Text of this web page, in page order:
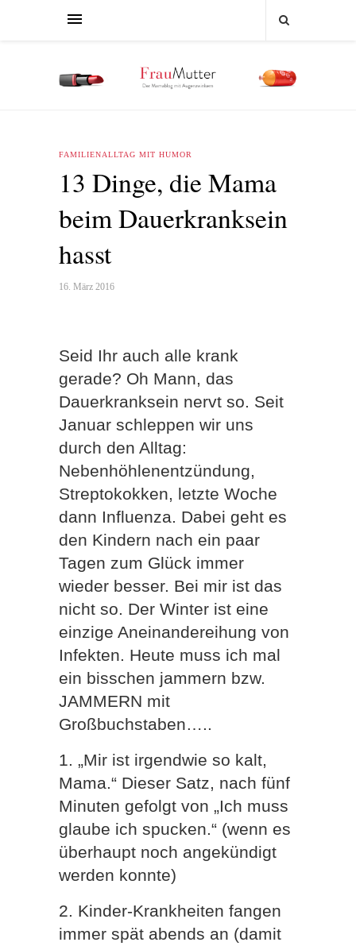
FAMILIENALLTAG MIT HUMOR
13 Dinge, die Mama
beim Dauerkranksein
hasst
16. März 2016
Seid Ihr auch alle krank
gerade? Oh Mann, das
Dauerkranksein nervt so. Seit
Januar schleppen wir uns
durch den Alltag:
Nebenhöhlenentzündung,
Streptokokken, letzte Woche
dann Influenza. Dabei geht es
den Kindern nach ein paar
Tagen zum Glück immer
wieder besser. Bei mir ist das
nicht so. Der Winter ist eine
einzige Aneinandereihung von
Infekten. Heute muss ich mal
ein bisschen jammern bzw.
JAMMERN mit
Großbuchstaben…..
1. „Mir ist irgendwie so kalt,
Mama.“ Dieser Satz, nach fünf
Minuten gefolgt von „Ich muss
glaube ich spucken.“ (wenn es
überhaupt noch angekündigt
werden konnte)
2. Kinder-Krankheiten fangen
immer spät abends an (damit